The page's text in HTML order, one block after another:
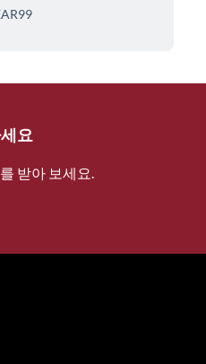
요
받아 보세요.